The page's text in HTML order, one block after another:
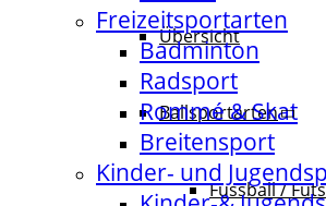
Übersicht
Ballsportarten
Fussball /
Freizeitsportarten
Badminton
Radsport
Rommé & Skat
Breitensport
Kinder- und